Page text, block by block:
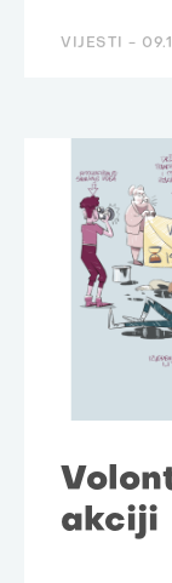
VIJESTI -
akciji